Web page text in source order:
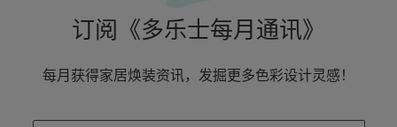
订阅《多乐士每月通讯》
每月获得家居焕装资讯，发掘更多色彩设计灵感！